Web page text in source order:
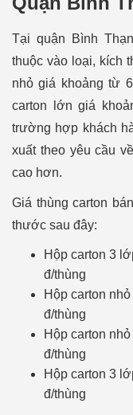
Tại quận Bình
thuộc vào loại, kích
nhỏ giá khoảng từ
carton lớn giá
trường hợp khách
xuất theo yêu cầu
cao hơn.
Giá thùng carton
thước sau đây:
Hộp carton 3
đ/thùng
Hộp carton
đ/thùng
Hộp carton
đ/thùng
Hộp carton 3
đ/thùng